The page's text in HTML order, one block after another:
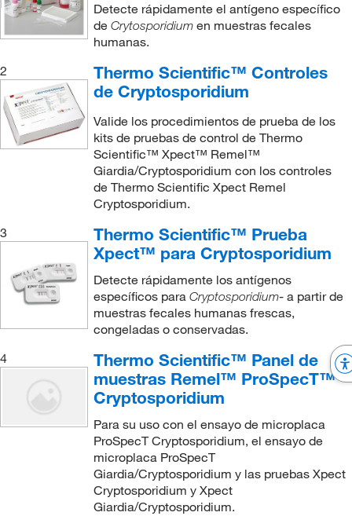
Detecte rápidamente el antígeno específico
de Crytosporidiumen muestras fecales
humanas.
2
Thermo Scientific™ Controles
de Cryptosporidium
Valide los procedimientos de prueba de los
kits de pruebas de control de Thermo
Scientific™ Xpect™ Remel™
Giardia/Cryptosporidium con los controles
de Thermo Scientific Xpect Remel
Cryptosporidium.
3
Thermo Scientific™ Prueba
Xpect™ para Cryptosporidium
Detecte rápidamente los antígenos
específicos para Cryptosporidium- a partir de
muestras fecales humanas frescas,
congeladas o conservadas.
4
Thermo Scientific™ Panel de
muestras Remel™ ProSpecT™
Cryptosporidium
Para su uso con el ensayo de microplaca
ProSpecT Cryptosporidium, el ensayo de
microplaca ProSpecT
Giardia/Cryptosporidium y las pruebas Xpect
Cryptosporidium y Xpect
Giardia/Cryptosporidium.